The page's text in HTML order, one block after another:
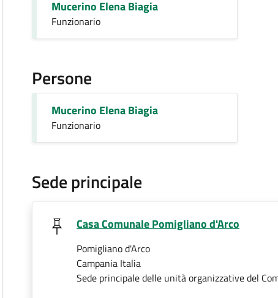
Mucerino Elena Biagia
Funzionario
Persone
Mucerino Elena Biagia
Funzionario
Sede principale
Casa Comunale Pomigliano d'Arco
Pomigliano d'Arco
Campania Italia
Sede principale delle unità organizzative del